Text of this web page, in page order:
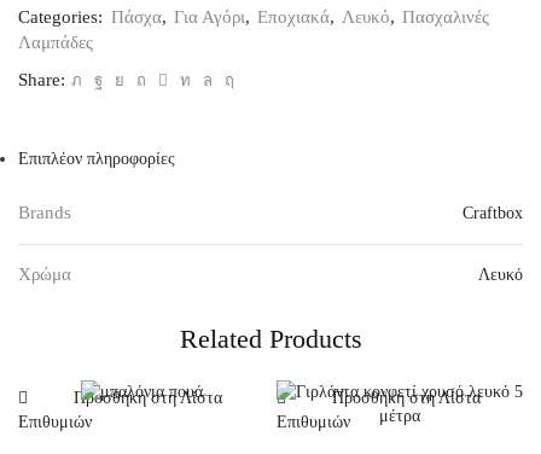
τεμ.
ποσότητα
Categories: Πάσχα, Για Αγόρι, Εποχιακά, Λευκό, Πασχαλινές
Λαμπάδες
Share:
Επιπλέον πληροφορίες
Brands Craftbox
Χρώμα Λευκό
Related Products
Προσθήκη στη Λίστα
Επιθυμιών
Προσθήκη στη Λίστα
Επιθυμιών